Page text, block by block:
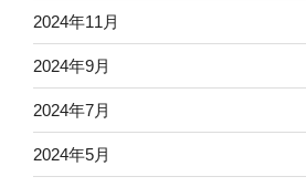
2024年11月
2024年9月
2024年7月
2024年5月